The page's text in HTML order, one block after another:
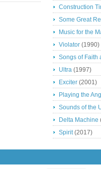
Construction
Some Great
Music for the
Violator (1990)
Songs of Faith
Ultra (1997)
Exciter (2001)
Playing the
Sounds of the
Delta Machine
Spirit(2017)